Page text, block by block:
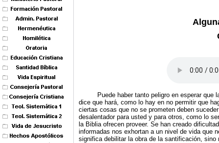
Puede haber tanto peligro en esperar
dice que hará, como lo hay en no permitir que
ciertas cosas que no se prometen deben
desalentador para usted y para otros, como lo
la Biblia ofrecen proveer. Se han creado
informadas nos exhortan a un nivel de vida que
significa debilitar la obra de la santificación,